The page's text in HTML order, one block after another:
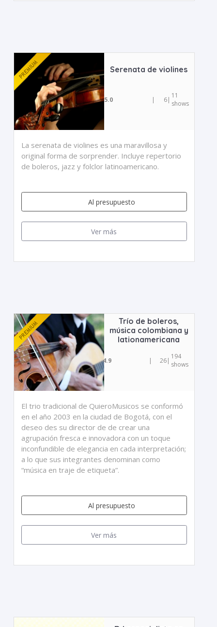
Serenata de violines
5.0 | 6| 11
shows
La serenata de violines es una maravillosa y
original forma de sorprender. Incluye repertorio
de boleros, jazz y folclor latinoamericano.
Al presupuesto
Ver más
Trío de boleros,
música colombiana y
lationamericana
4.9 | 26| 194
shows
El trio tradicional de QuieroMusicos se conformó
en el año 2003 en la ciudad de Bogotá, con el
deseo des su director de de crear una
agrupación fresca e innovadora con un toque
inconfundible de elegancia en cada interpretación;
a lo que sus integrantes denominan como
“música en traje de etiqueta”.
Al presupuesto
Ver más